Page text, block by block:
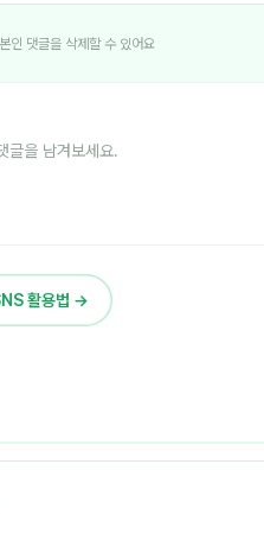
인 댓글을 삭제할 수 있어요
글을 남겨보세요.
활용법 →